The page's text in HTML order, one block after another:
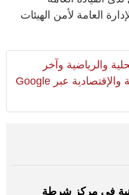
2007، في الإدارة العامة لأمن الهيئات
والرياضية وآخر
المستجدات السياسية والإقتصادية عبر Google
في مركز شرطة